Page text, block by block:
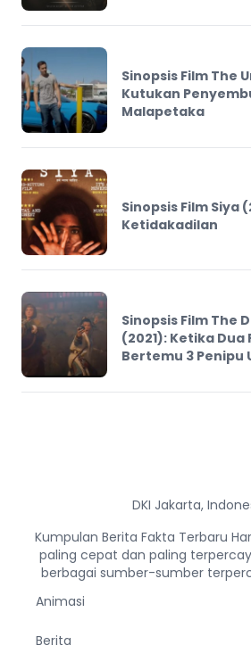
Sinopsis Film The
Kutukan
Malapetaka
Sinopsis Film Siya
Ketidakadilan
Sinopsis Film The
(2021): Ketika Dua
Bertemu 3 Penipu
DKI Jakarta,
Kumpulan Berita Fakta Terbaru
paling cepat dan paling
berbagai sumber-sumber
Animasi
Berita